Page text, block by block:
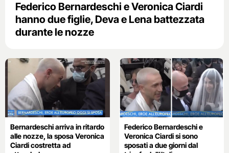
Federico Bernardeschi e Veronica Ciardi
hanno due figlie, Deva e Lena battezzata
durante le nozze
Bernardeschi arriva in ritardo
alle nozze, la sposa Veronica
Ciardi costretta ad
Federico Bernardeschi e
Veronica Ciardi si sono
sposati a due giorni dal